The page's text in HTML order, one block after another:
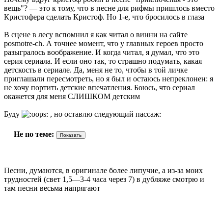
вещь"? — это к тому, что в песне для рифмы пришлось вместо
Кристофера сделать Кристоф. Но 1-е, что бросилось в глаза
В сцене в лесу вспомнил я как читал о винни на сайте
posmotre-ch. А точнее момент, что у главных героев просто
разыгралось воображение. И когда читал, я думал, что это
серия сериала. И если оно так, то страшно подумать, какая
детскость в сериале. Да, меня не то, чтобы в той личке
приглашали пересмотреть, но я был и остаюсь непреклонен: я
не хочу портить детские впечатления. Боюсь, что сериал
окажется для меня СЛИШКОМ детским
Буду , но оставлю следующий пассаж:
Не по теме:
Песни, думаются, в оригинале более липучие, а из-за моих
трудностей (свет 1,5—3-4 часа через 7) в дубляже смотрю и
там песни весьма напрягают